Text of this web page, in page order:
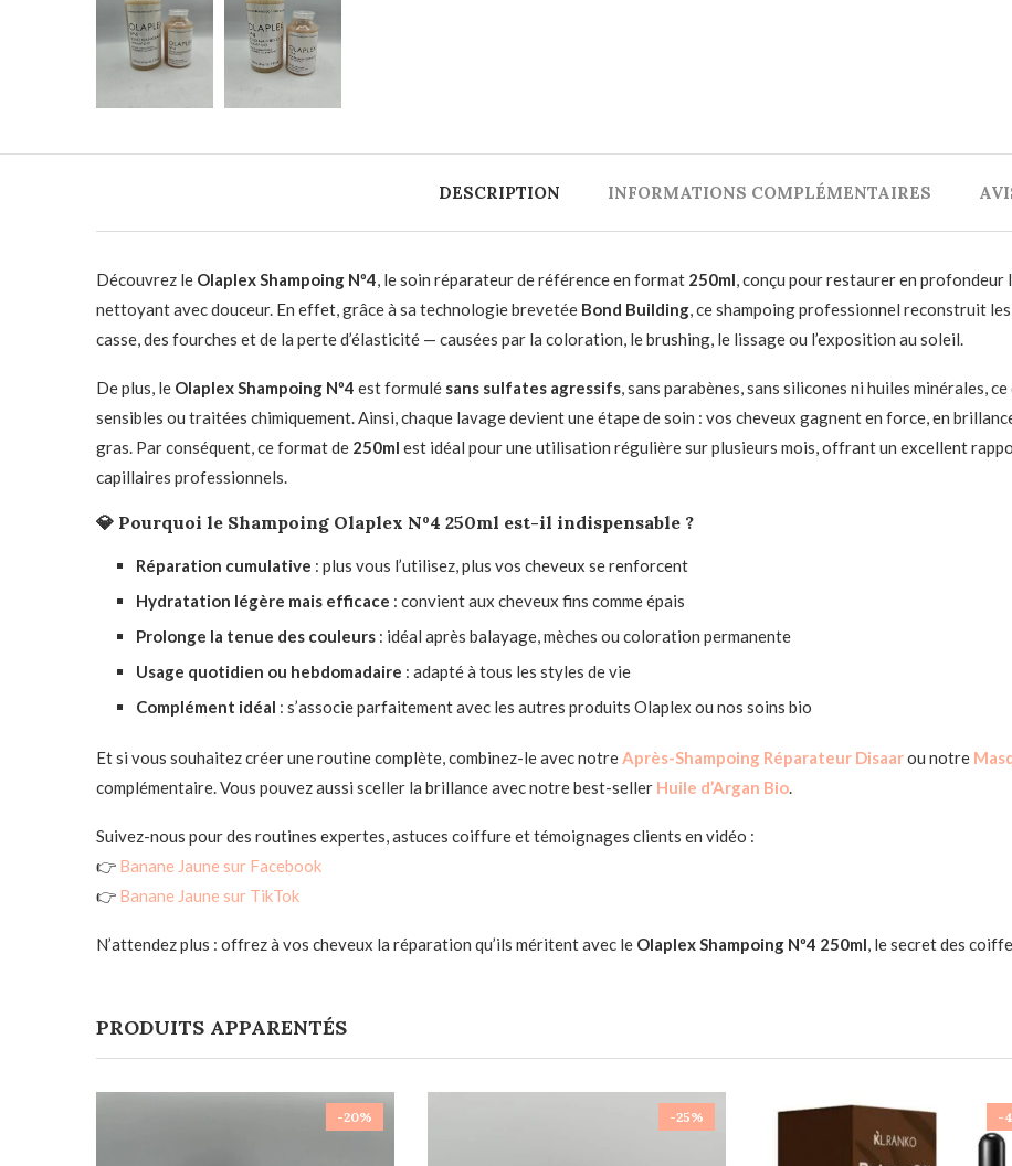
DESCRIPTION INFORMATIONS COMPLÉMENTAIRES
Découvrez le Olaplex Shampoing Nº4, le soin réparateur de référence en format 250ml, conçu pour restaurer en
nettoyant avec douceur. En effet, grâce à sa technologie brevetée Bond Building, ce shampoing professionnel reconstruit
casse, des fourches et de la perte d’élasticité — causées par la coloration, le brushing, le lissage ou l’exposition au soleil.
De plus, le Olaplex Shampoing Nº4 est formulé sans sulfates agressifs, sans parabènes, sans silicones ni huiles minérales,
sensibles ou traitées chimiquement. Ainsi, chaque lavage devient une étape de soin : vos cheveux gagnent en force, en
gras. Par conséquent, ce format de 250ml est idéal pour une utilisation régulière sur plusieurs mois, offrant un excellent
capillaires professionnels.
💎 Pourquoi le Shampoing Olaplex Nº4 250ml est-il indispensable ?
Réparation cumulative : plus vous l’utilisez, plus vos cheveux se renforcent
Hydratation légère mais efficace : convient aux cheveux fins comme épais
Prolonge la tenue des couleurs : idéal après balayage, mèches ou coloration permanente
Usage quotidien ou hebdomadaire : adapté à tous les styles de vie
Complément idéal : s’associe parfaitement avec les autres produits Olaplex ou nos soins bio
Et si vous souhaitez créer une routine complète, combinez-le avec notreAprès-Shampoing Réparateur Disaarou notre
complémentaire. Vous pouvez aussi sceller la brillance avec notre best-seller Huile d’Argan Bio.
Suivez-nous pour des routines expertes, astuces coiffure et témoignages clients en vidéo :
👉 Banane Jaune sur Facebook
👉 Banane Jaune sur TikTok
N’attendez plus : offrez à vos cheveux la réparation qu’ils méritent avec le Olaplex Shampoing Nº4 250ml, le secret des
PRODUITS APPARENTÉS
-20% -25% -